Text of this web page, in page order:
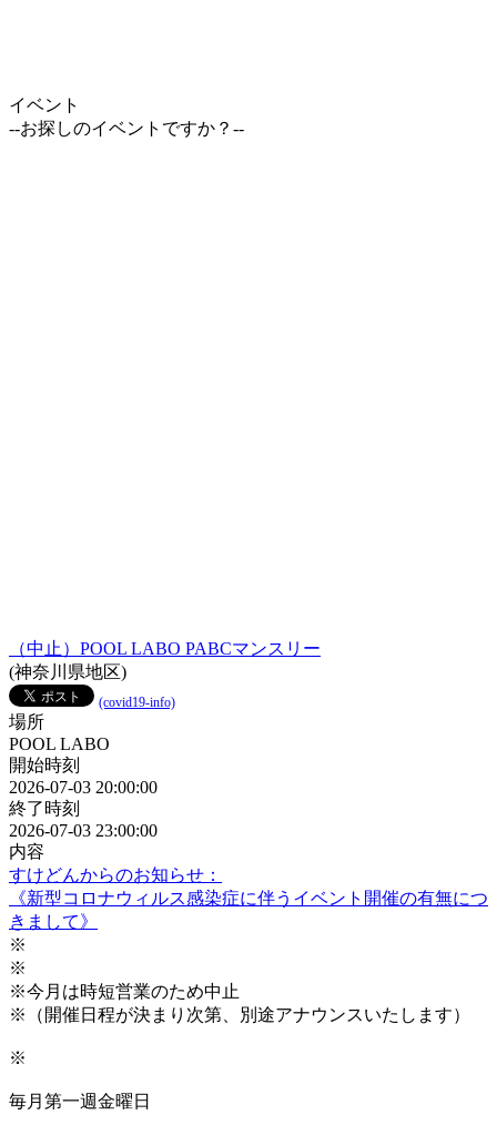
イベント
--お探しのイベントですか？--
（中止）POOL LABO PABCマンスリー
(神奈川県地区)
(covid19-info)
場所
POOL LABO
開始時刻
2026-07-03 20:00:00
終了時刻
2026-07-03 23:00:00
内容
すけどんからのお知らせ：
《新型コロナウィルス感染症に伴うイベント開催の有無につ
きまして》
※
※
※今月は時短営業のため中止
※（開催日程が決まり次第、別途アナウンスいたします）
※
毎月第一週金曜日